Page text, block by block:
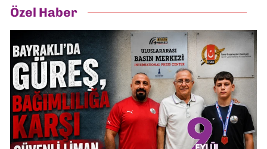
Özel Haber